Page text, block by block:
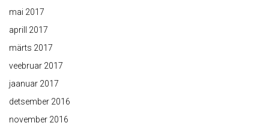
mai 2017
aprill 2017
märts 2017
veebruar 2017
jaanuar 2017
detsember 2016
november 2016